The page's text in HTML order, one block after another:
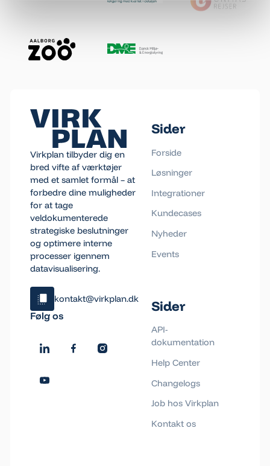
Virkplan tilbyder dig en
bred vifte af værktøjer
med et samlet formål – at
forbedre dine muligheder
for at tage
veldokumenterede
strategiske beslutninger
og optimere interne
processer igennem
datavisualisering.
kontakt@virkplan.dk
Klik og kopiér email
Følg os
Sider
Forside
Løsninger
Integrationer
Kundecases
Nyheder
Events
Sider
API-
dokumentation
Help Center
Changelogs
Job hos Virkplan
Kontakt os